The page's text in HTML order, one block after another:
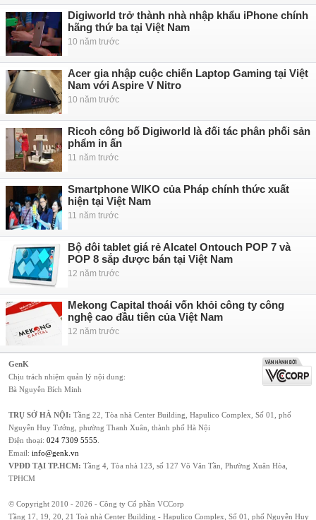
Digiworld trở thành nhà nhập khẩu iPhone chính
hãng thứ ba tại Việt Nam
10 năm trước
Acer gia nhập cuộc chiến Laptop Gaming tại Việt
Nam với Aspire V Nitro
10 năm trước
Ricoh công bố Digiworld là đối tác phân phối sản
phẩm in ấn
11 năm trước
Smartphone WIKO của Pháp chính thức xuất
hiện tại Việt Nam
11 năm trước
Bộ đôi tablet giá rẻ Alcatel Ontouch POP 7 và
POP 8 sắp được bán tại Việt Nam
12 năm trước
Mekong Capital thoái vốn khỏi công ty công
nghệ cao đầu tiên của Việt Nam
12 năm trước
GenK
Chịu trách nhiệm quản lý nội dung:
Bà Nguyễn Bích Minh
TRỤ SỞ HÀ NỘI: Tầng 22, Tòa nhà Center Building, Hapulico Complex, Số 01, phố
Nguyễn Huy Tưởng, phường Thanh Xuân, thành phố Hà Nội
Điện thoại: 024 7309 5555
Email: info@genk.vn
VPĐD TẠI TP.HCM: Tầng 4, Tòa nhà 123, số 127 Võ Văn Tần, Phường Xuân Hòa,
TPHCM
© Copyright 2010 - 2026 - Công ty Cổ phần VCCorp
Tầng 17, 19, 20, 21 Toà nhà Center Building - Hapulico Complex, Số 01, phố Nguyễn Huy